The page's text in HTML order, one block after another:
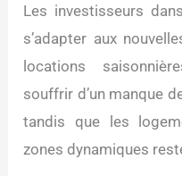
Les investisseurs
s’adapter aux
locations
souffrir d’un manque
tandis que les
zones dynamiques